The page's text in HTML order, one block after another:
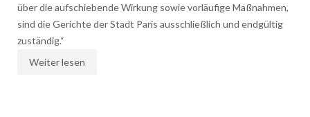
über die aufschiebende Wirkung sowie vorläufige Maßnahmen,
sind die Gerichte der Stadt Paris ausschließlich und endgültig
zuständig.“
Weiter lesen